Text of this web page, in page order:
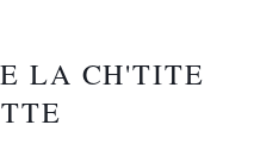
LA CH'TITE